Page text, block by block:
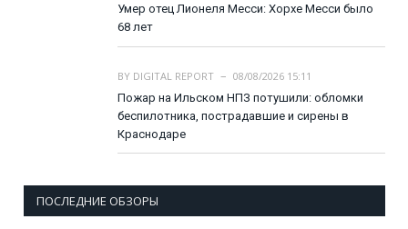
Умер отец Лионеля Месси: Хорхе Месси было
68 лет
BY DIGITAL REPORT
08/08/2026 15:11
Пожар на Ильском НПЗ потушили: обломки
беспилотника, пострадавшие и сирены в
Краснодаре
ПОСЛЕДНИЕ ОБЗОРЫ